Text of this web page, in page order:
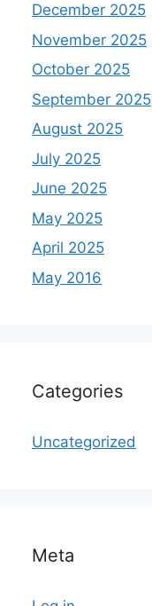
December 2025
November 2025
October 2025
September 2025
August 2025
July 2025
June 2025
May 2025
April 2025
May 2016
Categories
Uncategorized
Meta